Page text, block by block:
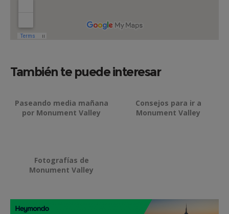
También te puede interesar
Paseando media mañana
por Monument Valley
Consejos para ir a
Monument Valley
Fotografías de
Monument Valley